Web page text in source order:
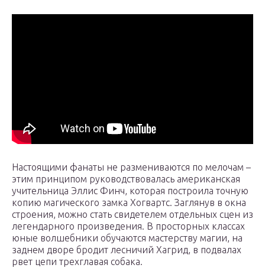
Настоящими фанаты не размениваются по мелочам –
этим принципом руководствовалась американская
учительница Эллис Финч, которая построила точную
копию магического замка Хогвартс. Заглянув в окна
строения, можно стать свидетелем отдельных сцен из
легендарного произведения. В просторных классах
юные волшебники обучаются мастерству магии, на
заднем дворе бродит лесничий Хагрид, в подвалах
рвет цепи трехглавая собака.